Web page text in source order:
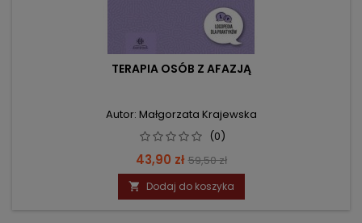
TERAPIA OSÓB Z AFAZJĄ
Autor: Małgorzata Krajewska
(0)
Cena
43,90 zł Cena
podstawowa
59,50 zł
 Dodaj do koszyka